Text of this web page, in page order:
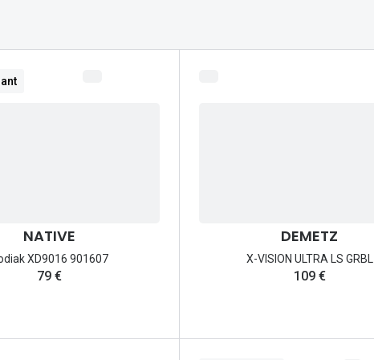
NATIVE
XD9016 901607
79 €
DEMETZ
X-VISION ULTRA LS GRBL
109 €